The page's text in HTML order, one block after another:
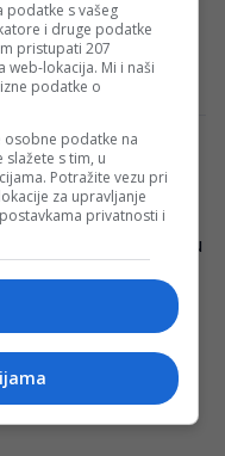
posljednjih
susretu…
BiH – Island
Bosne i
igra ključnu utakmicu
prvenstvo. U 5.
će…
podatke s vašeg
i druge podatke
pristupati 207
lokacija. Mi i naši
podatke o
osobne podatke na
s tim, u
Potražite vezu pri
za upravljanje
privatnosti i